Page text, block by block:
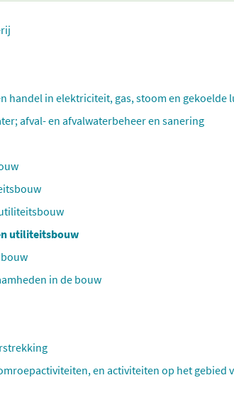
handel in elektriciteit, gas, stoom en gekoelde
afval- en afvalwaterbeheer en sanering
utiliteitsbouw
in de bouw
en activiteiten op het gebied